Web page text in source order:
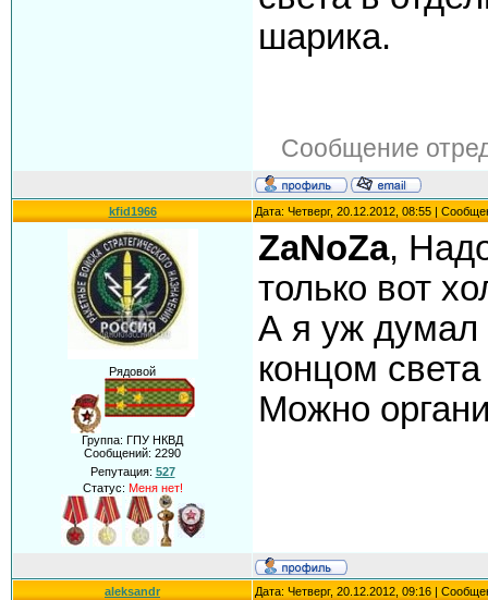
шарика.
Сообщение
kfid1966 Дата: Четверг, 20.12.2012, 08:55 |
Рядовой
Группа: ГПУ НКВД
Сообщений: 2290
Репутация: 527
Статус: Меня нет!
ZaNoZa,
только вот
А я уж думал
концом
Можно
aleksandr Дата: Четверг, 20.12.2012, 09:16 |